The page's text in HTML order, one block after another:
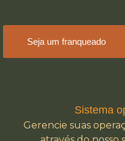
Seja um franqueado
Sistema
Gerencie suas